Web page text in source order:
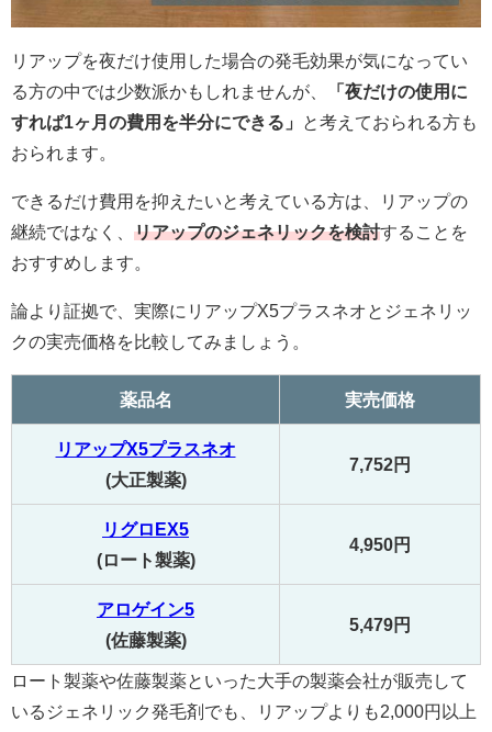
リアップを夜だけ使用した場合の発毛効果が気になってい
る方の中では少数派かもしれませんが、
「夜だけの使用に
すれば1ヶ月の費用を半分にできる」
と考えておられる方も
おられます。
できるだけ費用を抑えたいと考えている方は、リアップの
継続ではなく、 リアップのジェネリックを検討することを
おすすめします。
論より証拠で、実際にリアップX5プラスネオとジェネリッ
クの実売価格を比較してみましょう。
薬品名 実売価格
リアップX5プラスネオ
(大正製薬)
7,752円
リグロEX5
(ロート製薬)
4,950円
アロゲイン5
(佐藤製薬)
5,479円
ロート製薬や佐藤製薬といった大手の製薬会社が販売して
いるジェネリック発毛剤でも、リアップよりも2,000円以上